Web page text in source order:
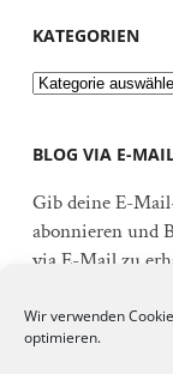
Wir verwenden
optimieren.
KATEGORIEN
Kategorien
BLOG VIA E-
Gib deine E-
abonnieren und
via E-Mail zu
Mail-
Adresse